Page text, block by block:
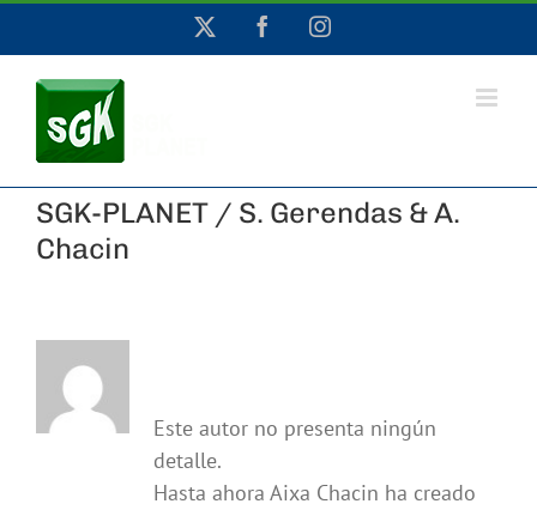
contenido
FacebookInstagram
SGK-PLANET / S. Gerendas & A.
Chacin
Este autor no presenta ningún
detalle.
Hasta ahora Aixa Chacin ha creado